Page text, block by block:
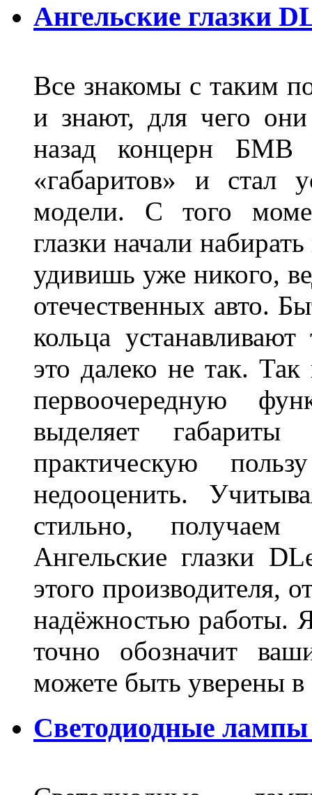
Ангельские глазки
Все знакомы с таким
и знают, для чего
назад концерн БМВ
«габаритов» и стал
модели. С того
глазки начали
удивишь уже никого,
отечественных авто.
кольца
это далеко не так. Так
первоочередную
выделяет
практическую
недооценить.
стильно,
Ангельские глазки
этого производителя,
надёжностью работы.
точно обозначит
можете быть уверены
Светодиодные